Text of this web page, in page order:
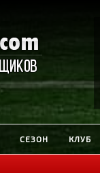
СЕЗОН КЛУБ